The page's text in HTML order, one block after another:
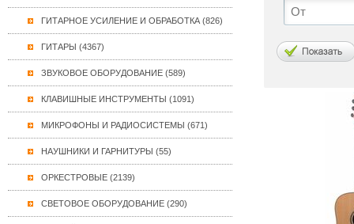
ГИТАРНОЕ УСИЛЕНИЕ И ОБРАБОТКА (826)
ГИТАРЫ (4367)
ЗВУКОВОЕ ОБОРУДОВАНИЕ (589)
КЛАВИШНЫЕ ИНСТРУМЕНТЫ (1091)
МИКРОФОНЫ И РАДИОСИСТЕМЫ (671)
НАУШНИКИ И ГАРНИТУРЫ (55)
ОРКЕСТРОВЫЕ (2139)
СВЕТОВОЕ ОБОРУДОВАНИЕ (290)